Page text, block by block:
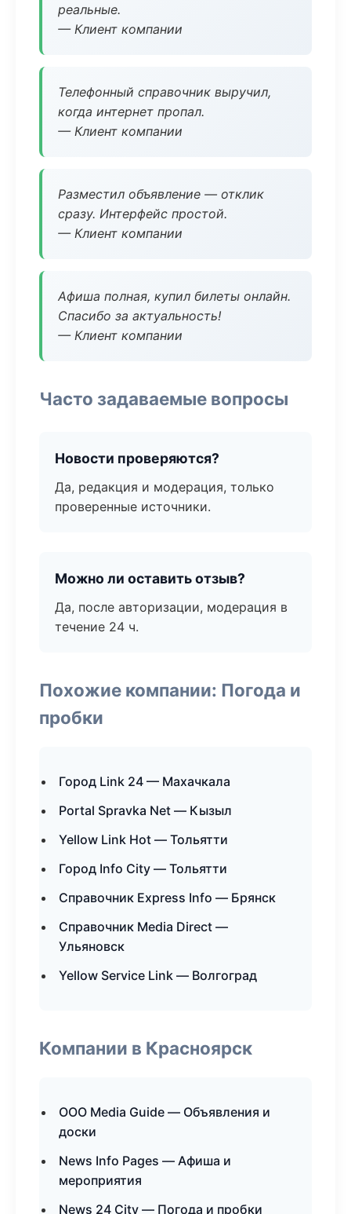
реальные.
— Клиент компании
Телефонный справочник выручил,
когда интернет пропал.
— Клиент компании
Разместил объявление — отклик
сразу. Интерфейс простой.
— Клиент компании
Афиша полная, купил билеты онлайн.
Спасибо за актуальность!
— Клиент компании
Часто задаваемые вопросы
Новости проверяются?
Да, редакция и модерация, только
проверенные источники.
Можно ли оставить отзыв?
Да, после авторизации, модерация в
течение 24 ч.
Похожие компании: Погода и
пробки
Город Link 24 — Махачкала
Portal Spravka Net — Кызыл
Yellow Link Hot — Тольятти
Город Info City — Тольятти
Справочник Express Info — Брянск
Справочник Media Direct —
Ульяновск
Yellow Service Link — Волгоград
Компании в Красноярск
ООО Media Guide — Объявления и
доски
News Info Pages — Афиша и
мероприятия
News 24 City — Погода и пробки